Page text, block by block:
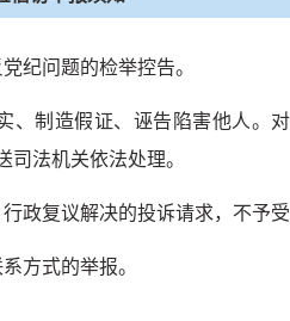
纪问题的检举控告。
、制造假证、诬告陷害他人。
法机关依法处理。
政复议解决的投诉请求，不予受
方式的举报。